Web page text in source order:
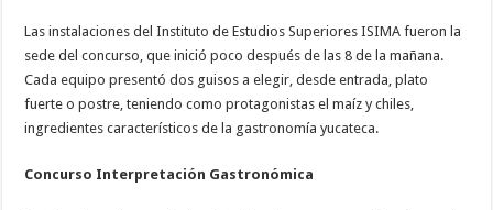
Las instalaciones del Instituto de Estudios Superiores ISIMA fueron la
sede del concurso, que inició poco después de las 8 de la mañana.
Cada equipo presentó dos guisos a elegir, desde entrada, plato
fuerte o postre, teniendo como protagonistas el maíz y chiles,
ingredientes característicos de la gastronomía yucateca.
Concurso Interpretación Gastronómica